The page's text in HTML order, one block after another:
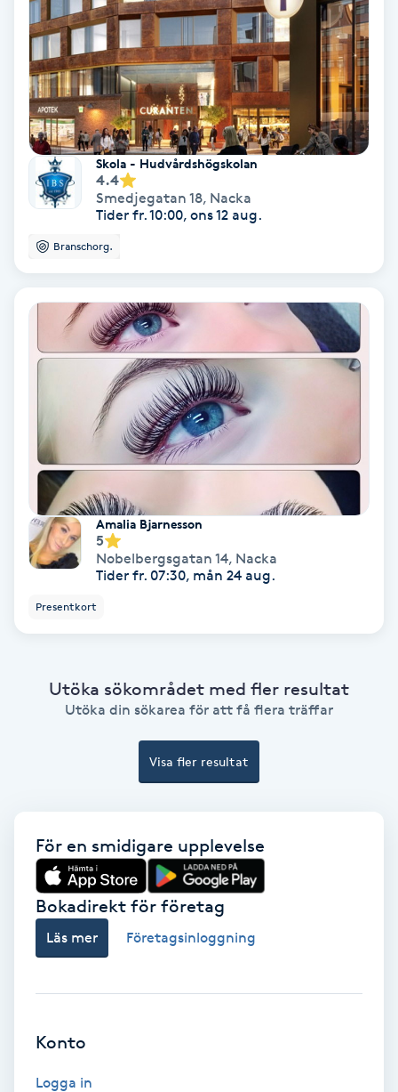
Fransborttagning
Fransfärgning
Fransförlängning
Fransförlängning Megavolym
Fransförlängning Volym
Fransrengöring
Frekvensterapi
Friskvård
Friskvårdsmassage
Frisör
Färgning
Föning
Gellack
Gellack med förstärkning
Gravidmassage
Skola - Hudvårdshögskolan
4.4
Smedjegatan 18, Nacka
Tider fr. 10:00, ons 12 aug.
Branschorg.
Amalia Bjarnesson
5
Nobelbergsgatan 14, Nacka
Tider fr. 07:30, mån 24 aug.
Presentkort
Utöka sökområdet med fler resultat
Utöka din sökarea för att få flera träffar
Visa fler resultat
För en smidigare upplevelse
Bokadirekt för företag
Läs mer Företagsinloggning
Konto
Logga in